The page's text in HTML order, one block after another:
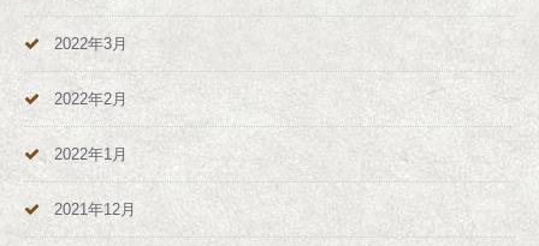
2022年3月
2022年2月
2022年1月
2021年12月